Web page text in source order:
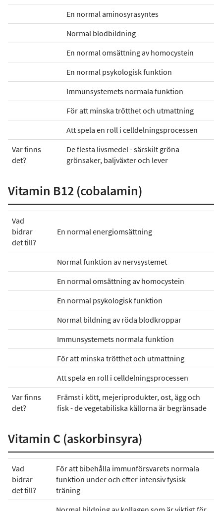
En normal aminosyrasyntes
Normal blodbildning
En normal omsättning av homocystein
En normal psykologisk funktion
Immunsystemets normala funktion
För att minska trötthet och utmattning
Att spela en roll i celldelningsprocessen
Var finns
det?
De flesta livsmedel - särskilt gröna
grönsaker, baljväxter och lever
Vitamin B12 (cobalamin)
Vad
bidrar
det till?
En normal energiomsättning
Normal funktion av nervsystemet
En normal omsättning av homocystein
En normal psykologisk funktion
Normal bildning av röda blodkroppar
Immunsystemets normala funktion
För att minska trötthet och utmattning
Att spela en roll i celldelningsprocessen
Var finns
det?
Främst i kött, mejeriprodukter, ost, ägg och
fisk - de vegetabiliska källorna är begränsade
Vitamin C (askorbinsyra)
Vad
bidrar
det till?
För att bibehålla immunförsvarets normala
funktion under och efter intensiv fysisk
träning